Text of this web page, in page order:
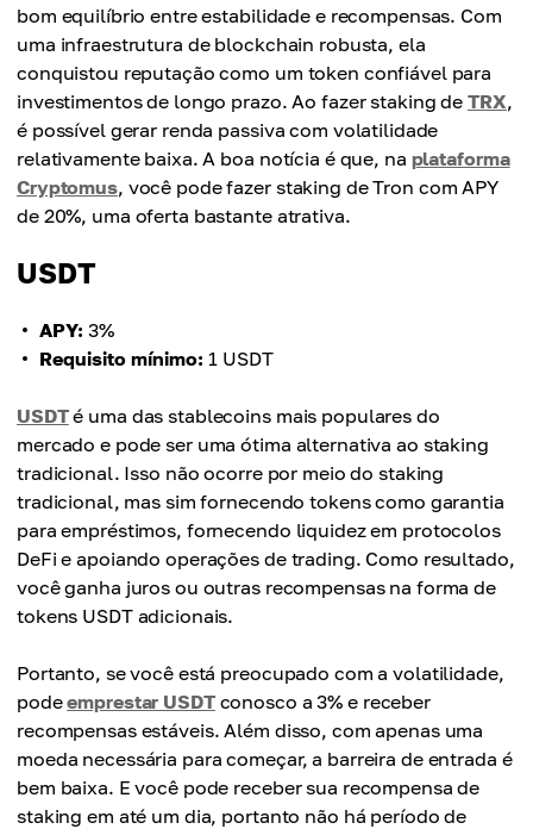
bom equilíbrio entre estabilidade e recompensas. Com
uma infraestrutura de blockchain robusta, ela
conquistou reputação como um token confiável para
investimentos de longo prazo. Ao fazer staking deTRX,
é possível gerar renda passiva com volatilidade
relativamente baixa. A boa notícia é que, na plataforma
Cryptomus, você pode fazer staking de Tron com APY
de 20%, uma oferta bastante atrativa.
USDT
APY: 3%
Requisito mínimo: 1 USDT
USDTé uma das stablecoins mais populares do
mercado e pode ser uma ótima alternativa ao staking
tradicional. Isso não ocorre por meio do staking
tradicional, mas sim fornecendo tokens como garantia
para empréstimos, fornecendo liquidez em protocolos
DeFi e apoiando operações de trading. Como resultado,
você ganha juros ou outras recompensas na forma de
tokens USDT adicionais.
Portanto, se você está preocupado com a volatilidade,
podeemprestar USDTconosco a 3% e receber
recompensas estáveis. Além disso, com apenas uma
moeda necessária para começar, a barreira de entrada é
bem baixa. E você pode receber sua recompensa de
staking em até um dia, portanto não há período de